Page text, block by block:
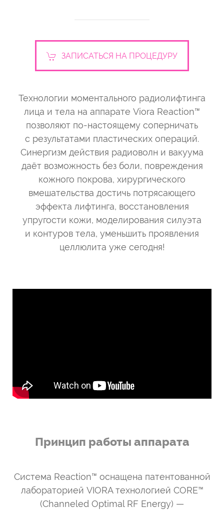
ЗАПИСАТЬСЯ НА ПРОЦЕДУРУ
Технологии моментального радиолифтинга
лица и тела на аппарате Viora Reaction™
позволяют по-настоящему соперничать
с результатами пластических операций.
Синергизм действия радиоволн и вакуума
даёт возможность без боли, повреждения
кожного покрова, хирургического
вмешательства достичь потрясающего
эффекта лифтинга, восстановления
упругости кожи, моделирования силуэта
и контуров тела, уменьшить проявления
целлюлита уже сегодня!
Принцип работы аппарата
Система Reaction™ оснащена патентованной
лабораторией VIORA технологией CORE™
(Channeled Optimal RF Energy) —